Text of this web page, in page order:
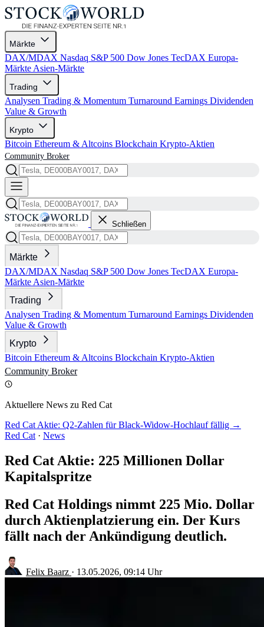
Märkte
DAX/MDAX Nasdaq S&P 500 Dow Jones TecDAX Europa-
Märkte Asien-Märkte
Trading
Analysen Trading & Momentum Turnaround Earnings Dividenden
Value & Growth
Krypto
Bitcoin Ethereum & Altcoins Blockchain Krypto-Aktien
Community Broker
Schließen
Märkte
DAX/MDAX Nasdaq S&P 500 Dow Jones TecDAX Europa-
Märkte Asien-Märkte
Trading
Analysen Trading & Momentum Turnaround Earnings Dividenden
Value & Growth
Krypto
Bitcoin Ethereum & Altcoins Blockchain Krypto-Aktien
Community Broker
Aktuellere News zu Red Cat
Red Cat Aktie: Q2-Zahlen für Black-Widow-Hochlauf fällig →
Red Cat · News
Red Cat Aktie: 225 Millionen Dollar
Kapitalspritze
Red Cat Holdings nimmt 225 Mio. Dollar
durch Aktienplatzierung ein. Der Kurs
fällt nach der Ankündigung deutlich.
Felix Baarz · 13.05.2026, 09:14 Uhr